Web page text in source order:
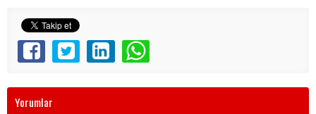
Yorumlar